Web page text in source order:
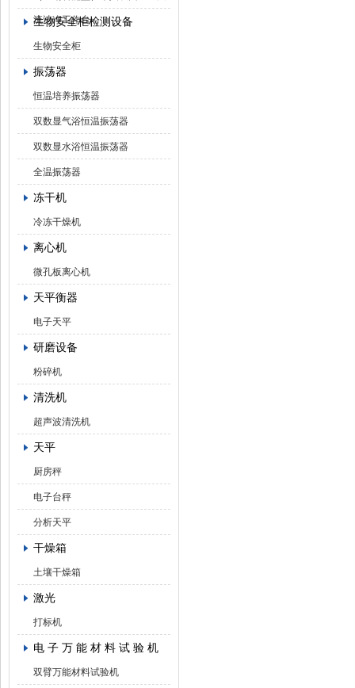
流洁净工作台
生物安全柜检测设备
生物安全柜
振荡器
恒温培养振荡器
双数显气浴恒温振荡器
双数显水浴恒温振荡器
全温振荡器
冻干机
冷冻干燥机
离心机
微孔板离心机
天平衡器
电子天平
研磨设备
粉碎机
清洗机
超声波清洗机
天平
厨房秤
电子台秤
分析天平
干燥箱
土壤干燥箱
激光
打标机
电 子 万 能 材 料 试 验 机
双臂万能材料试验机